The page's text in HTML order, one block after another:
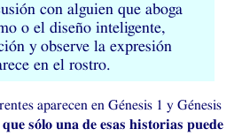
con alguien que aboga
o el diseño inteligente,
y observe la expresión
en el rostro.
aparecen en Génesis 1 y Génesis
sólo una de esas historias puede